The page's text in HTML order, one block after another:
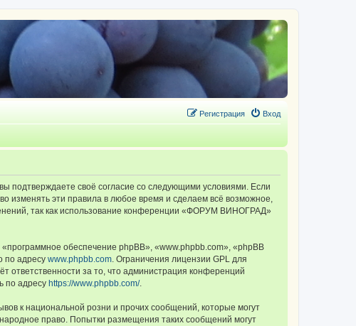
Вход
Регистрация
своё согласие со следующими условиями. Если
эти правила в любое время и сделаем всё возможное,
так как использование конференции «ФОРУМ ВИНОГРАД»
обеспечение phpBB», «www.phpbb.com», «phpBB
по адресу www.phpbb.com. Ограничения лицензии GPL для
ответственности за то, что администрация конференций
по адресу https://www.phpbb.com/.
к национальной розни и прочих сообщений, которые могут
право. Попытки размещения таких сообщений могут